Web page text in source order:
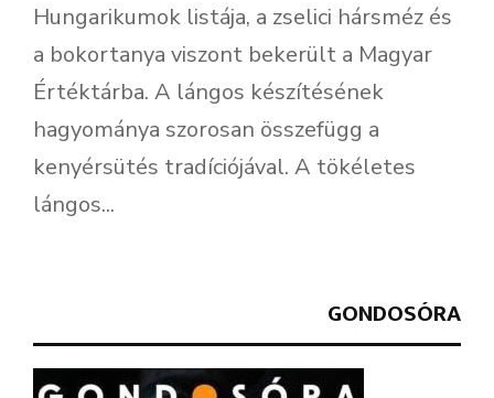
Hungarikumok listája, a zselici hársméz és
a bokortanya viszont bekerült a Magyar
Értéktárba. A lángos készítésének
hagyománya szorosan összefügg a
kenyérsütés tradíciójával. A tökéletes
lángos...
GONDOSÓRA